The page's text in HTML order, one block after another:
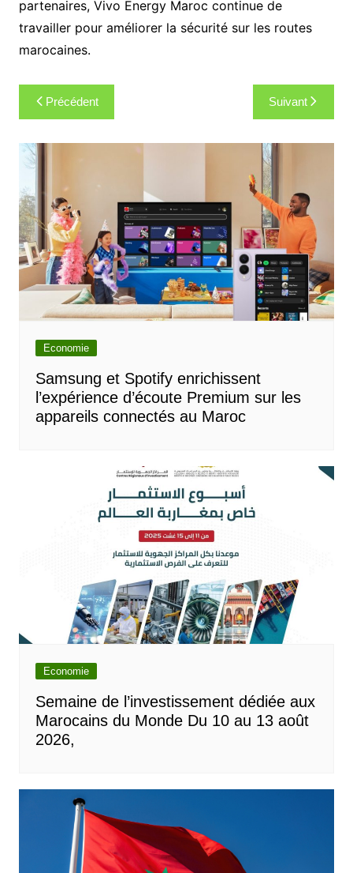
partenaires, Vivo Energy Maroc continue de
travailler pour améliorer la sécurité sur les routes
marocaines.
Navigation
de
l’article
Précédent Suivant
Economie
Samsung et Spotify enrichissent
l’expérience d’écoute Premium sur les
appareils connectés au Maroc
Economie
Semaine de l’investissement dédiée aux
Marocains du Monde Du 10 au 13 août
2026,